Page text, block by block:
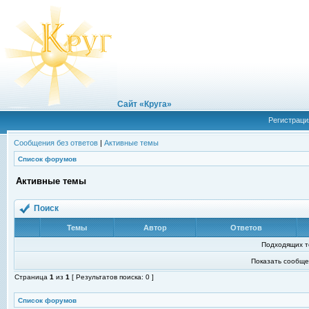
Сайт «Круга»
Сообщения без ответов | Активные темы
Список форумов
Активные темы
Поиск
Темы Автор Ответов
Подходящих
Показать
Страница 1 из 1 [ Результатов поиска: 0 ]
Список форумов